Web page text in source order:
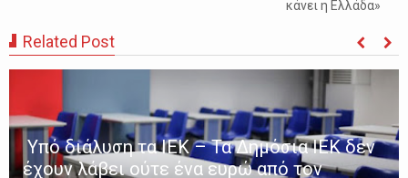
κάνει η Ελλάδα»
Related Post
Υπό διάλυση τα ΙΕΚ – Τα Δημόσια ΙΕΚ δεν
έχουν λάβει ούτε ένα ευρώ από τον